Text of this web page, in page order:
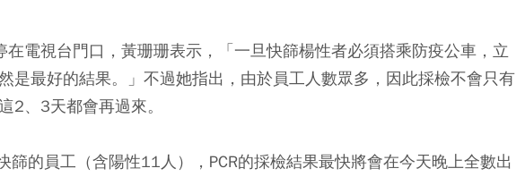
電視台門口，黃珊珊表示，「一旦快篩楊性者必須搭乘防疫公車，立
是最好的結果。」不過她指出，由於員工人數眾多，因此採檢不會只有
2、3天都會再過來。
篩的員工（含陽性11人），PCR的採檢結果最快將會在今天晚上全數出